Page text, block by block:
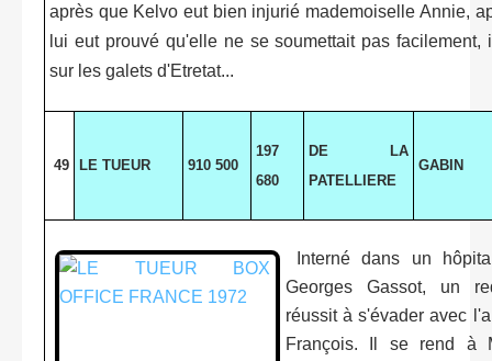
après que Kelvo eut bien injurié mademoiselle Annie,
lui eut prouvé qu'elle ne se soumettait pas facilement,
sur les galets d'Etretat...
49 LE TUEUR 910 500
197
680
DE LA
PATELLIERE
GABIN
Interné dans un
Georges Gassot, un
réussit à s'évader avec
François. Il se rend à